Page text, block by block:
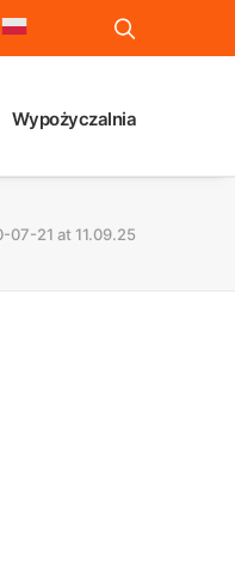
Wypożyczalnia
07-21 at 11.09.25